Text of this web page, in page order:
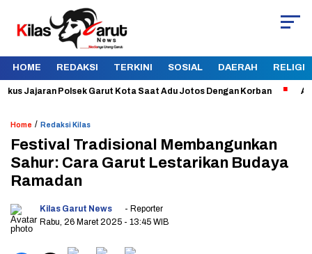
HOME REDAKSI TERKINI SOSIAL DAERAH RELIGI
Polsek Garut Kota Saat Adu Jotos Dengan Korban Aman
Home / Redaksi Kilas
Festival Tradisional Membangunkan
Sahur: Cara Garut Lestarikan Budaya
Ramadan
Kilas Garut News
- Reporter
Rabu, 26 Maret 2025 - 13:45 WIB